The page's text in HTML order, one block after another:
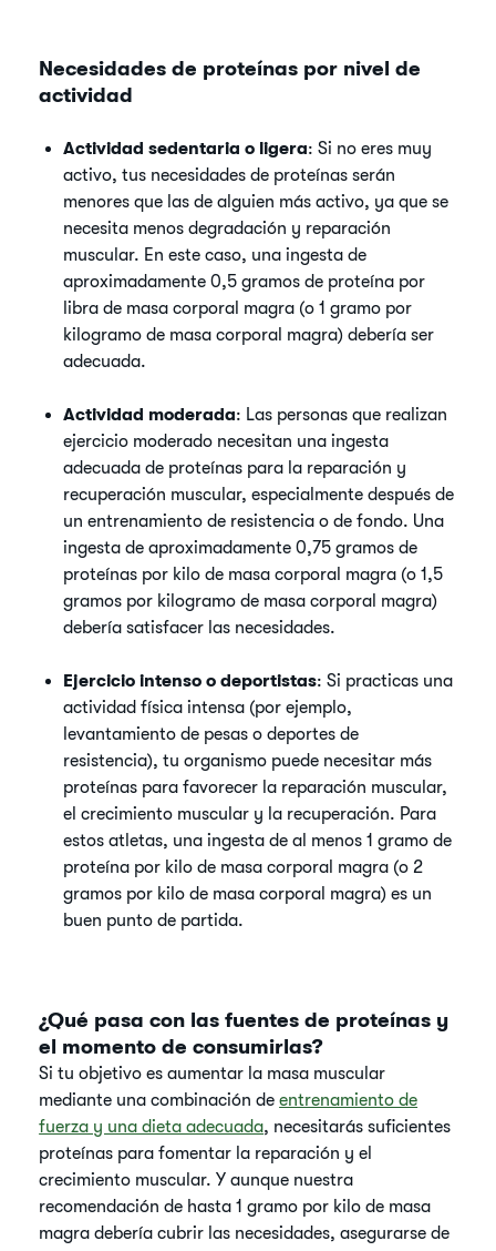
Necesidades de proteínas por nivel de
actividad
Actividad sedentaria o ligera: Si no eres muy
activo, tus necesidades de proteínas serán
menores que las de alguien más activo, ya que se
necesita menos degradación y reparación
muscular. En este caso, una ingesta de
aproximadamente 0,5 gramos de proteína por
libra de masa corporal magra (o 1 gramo por
kilogramo de masa corporal magra) debería ser
adecuada.
Actividad moderada: Las personas que realizan
ejercicio moderado necesitan una ingesta
adecuada de proteínas para la reparación y
recuperación muscular, especialmente después de
un entrenamiento de resistencia o de fondo. Una
ingesta de aproximadamente 0,75 gramos de
proteínas por kilo de masa corporal magra (o 1,5
gramos por kilogramo de masa corporal magra)
debería satisfacer las necesidades.
Ejercicio intenso o deportistas: Si practicas una
actividad física intensa (por ejemplo,
levantamiento de pesas o deportes de
resistencia), tu organismo puede necesitar más
proteínas para favorecer la reparación muscular,
el crecimiento muscular y la recuperación. Para
estos atletas, una ingesta de al menos 1 gramo de
proteína por kilo de masa corporal magra (o 2
gramos por kilo de masa corporal magra) es un
buen punto de partida.
¿Qué pasa con las fuentes de proteínas y
el momento de consumirlas?
Si tu objetivo es aumentar la masa muscular
mediante una combinación deentrenamiento de
fuerza y una dieta adecuada, necesitarás suficientes
proteínas para fomentar la reparación y el
crecimiento muscular. Y aunque nuestra
recomendación de hasta 1 gramo por kilo de masa
magra debería cubrir las necesidades, asegurarse de